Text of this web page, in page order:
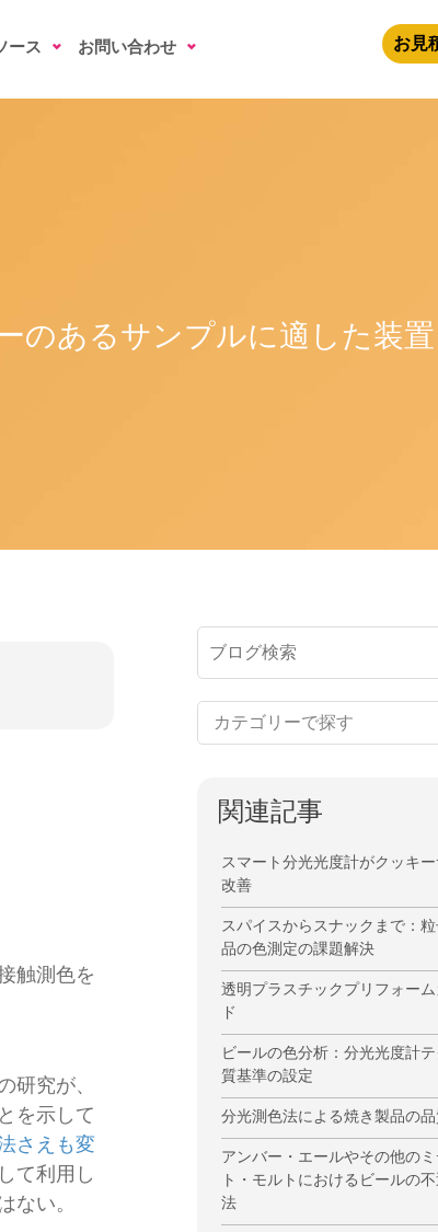
ース お問い合わせ お見
のあるサンプルに適した装置
触測色を
究が、
を示して
さえも変
て利用し
い。
関連記事
スマート分光光度計がクッキ
改善
スパイスからスナックまで：
品の色測定の課題解決
透明プラスチックプリフォー
ド
ビールの色分析：分光光度計
質基準の設定
分光測色法による焼き製品の
アンバー・エールやその他の
ト・モルトにおけるビールの
法